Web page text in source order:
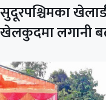
सुदूरपश्चिमका
खेलकुदमा लगानी